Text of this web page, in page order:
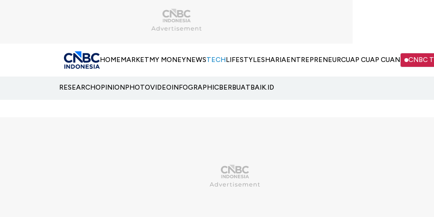
HOMEMARKETMY MONEYNEWSTECHLIFESTYLESHARIAENTREPRENEURCUAP CUAP CUAN CNBC
RESEARCHOPINIONPHOTOVIDEOINFOGRAPHICBERBUATBAIK.ID